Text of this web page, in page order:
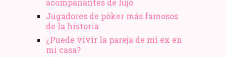
Jugadores de póker más famosos
de la historia
¿Puede vivir la pareja de mi ex en
mi casa?